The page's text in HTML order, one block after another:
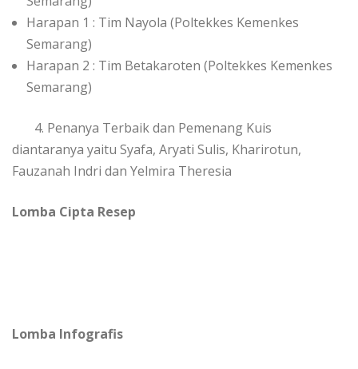
Harapan 1 : Tim Nayola (Poltekkes Kemenkes
Semarang)
Harapan 2 : Tim Betakaroten (Poltekkes Kemenkes
Semarang)
4. Penanya Terbaik dan Pemenang Kuis
diantaranya yaitu Syafa, Aryati Sulis, Kharirotun,
Fauzanah Indri dan Yelmira Theresia
Lomba Cipta Resep
Lomba Infografis